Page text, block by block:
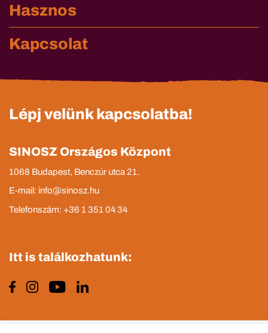
Hasznos
Kapcsolat
Lépj velünk kapcsolatba!
SINOSZ Országos Központ
1068 Budapest, Benczúr utca 21.
E-mail: info@sinosz.hu
Telefonszám: +36 1 351 04 34
Itt is találkozhatunk: